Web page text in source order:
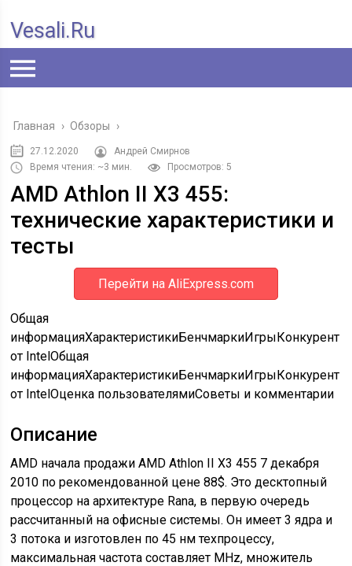
Vesali.ru
Главная › Обзоры ›
27.12.2020
Андрей Смирнов
Время чтения: ~3 мин.
Просмотров: 5
AMD Athlon II X3 455:
технические характеристики и
тесты
Перейти на AliExpress.com
Общая
информацияХарактеристикиБенчмаркиИгрыКонкурент
от IntelОбщая
информацияХарактеристикиБенчмаркиИгрыКонкурент
от IntelОценка пользователямиСоветы и комментарии
Описание
AMD начала продажи AMD Athlon II X3 455 7 декабря
2010 по рекомендованной цене 88$. Это десктопный
процессор на архитектуре Rana, в первую очередь
рассчитанный на офисные системы. Он имеет 3 ядра и
3 потока и изготовлен по 45 нм техпроцессу,
максимальная частота составляет MHz, множитель